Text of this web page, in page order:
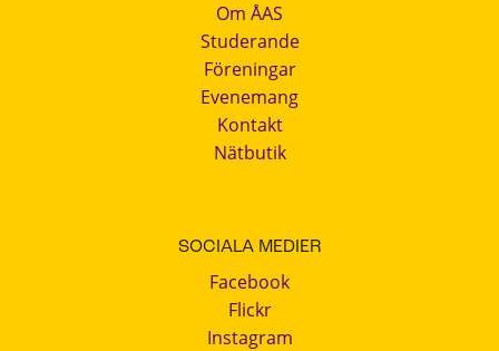
Om ÅAS
Studerande
Föreningar
Evenemang
Kontakt
Nätbutik
SOCIALA MEDIER
Facebook
Flickr
Instagram